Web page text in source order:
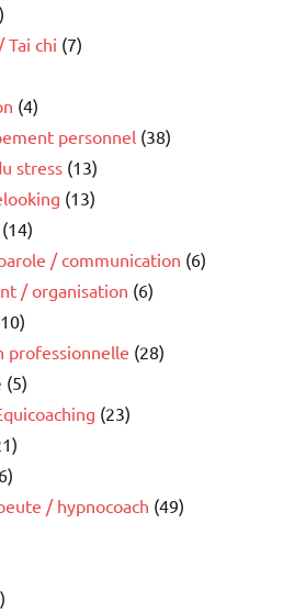
Tai chi (7)
(4)
personnel (38)
stress (13)
(13)
(14)
/ communication (6)
/ organisation (6)
professionnelle (28)
(5)
(23)
/ hypnocoach (49)